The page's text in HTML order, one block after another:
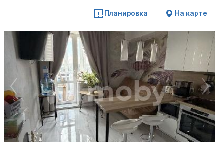
Планировка На карте
1
/
22